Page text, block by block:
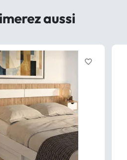
aussi
favorite_border